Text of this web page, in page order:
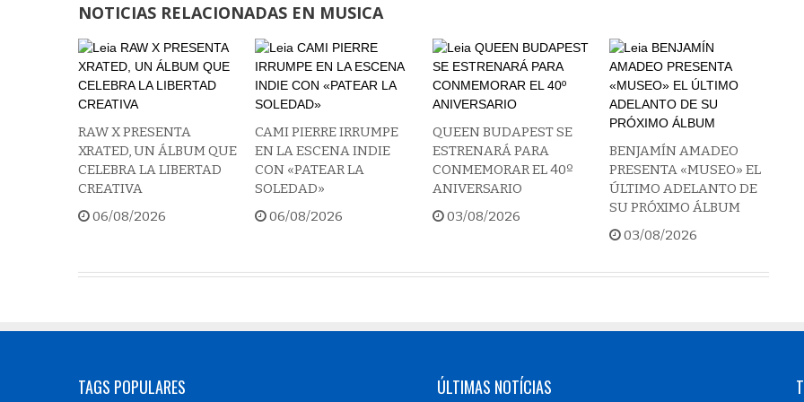
NOTICIAS RELACIONADAS EN MUSICA
RAW X PRESENTA
XRATED, UN ÁLBUM QUE
CELEBRA LA LIBERTAD
CREATIVA
06/08/2026
CAMI PIERRE IRRUMPE
EN LA ESCENA INDIE
CON «PATEAR LA
SOLEDAD»
06/08/2026
QUEEN BUDAPEST SE
ESTRENARÁ PARA
CONMEMORAR EL 40º
ANIVERSARIO
03/08/2026
BENJAMÍN AMADEO
PRESENTA «MUSEO» EL
ÚLTIMO ADELANTO DE
SU PRÓXIMO ÁLBUM
03/08/2026
TAGS POPULARES ÚLTIMAS NOTÍCIAS